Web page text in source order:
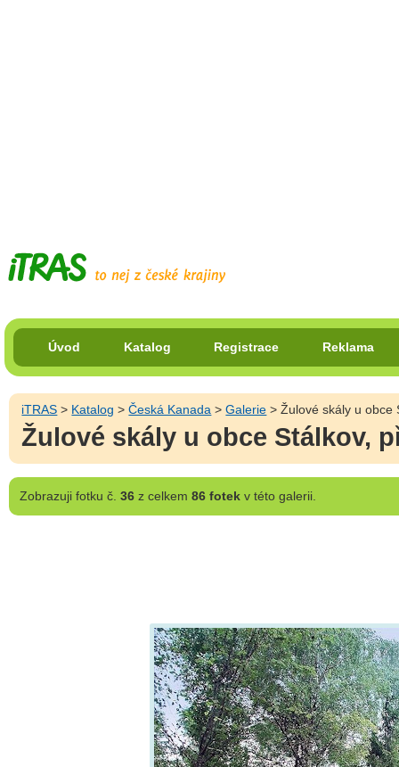
Úvod Katalog Registrace Reklama
iTRAS > Katalog >Česká Kanada >Galerie > Žulové skály u obce
Žulové skály u obce Stálkov,
Zobrazujifotku č. 36z celkem 86 fotekv této galerii.